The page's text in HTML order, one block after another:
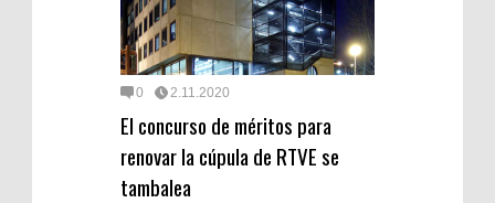
0 2.11.2020
El concurso de méritos para
renovar la cúpula de RTVE se
tambalea